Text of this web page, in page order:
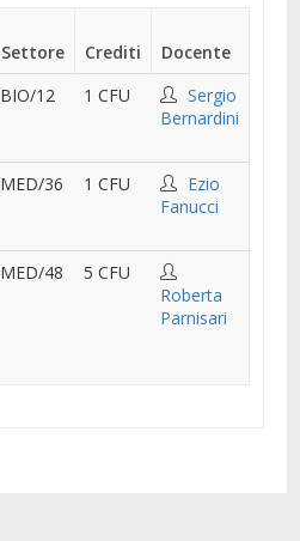
Settore Crediti
Docente
BIO/12 1 CFU
Sergio
Bernardini
MED/36 1 CFU
Ezio
Fanucci
MED/48
5 CFU
Roberta
Parnisari